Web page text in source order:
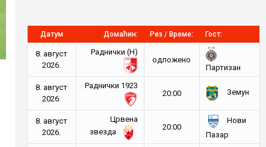
Датум Домаћин: Рез / Време: Гост:
8. август
2026.
Раднички (Н)
oдложено
Партизан
8. август
2026.
Раднички 1923
20:00
Земун
8. август
2026.
Црвена
звезда
20:00
Нови
Пазар